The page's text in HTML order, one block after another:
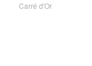
Carré d'Or